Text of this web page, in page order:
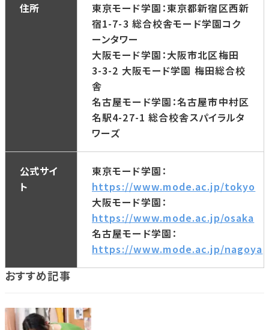
住所
東京モード学園：東京都新宿区西新
宿1-7-3 総合校舎モード学園コク
ーンタワー
大阪モード学園：大阪市北区梅田
3-3-2 大阪モード学園 梅田総合校
舎
名古屋モード学園：名古屋市中村区
名駅4-27-1 総合校舎スパイラルタ
ワーズ
公式サイ
ト
東京モード学園：
https://www.mode.ac.jp/tokyo
大阪モード学園：
https://www.mode.ac.jp/osaka
名古屋モード学園：
https://www.mode.ac.jp/nagoya
おすすめ記事